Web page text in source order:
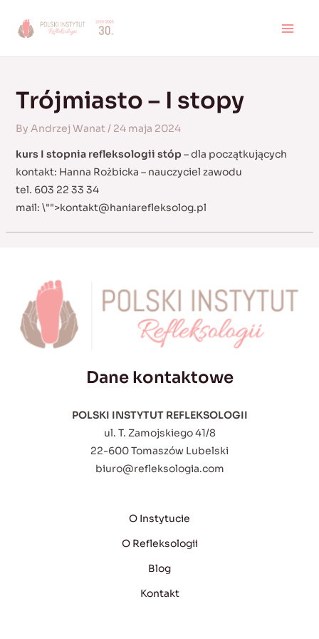
Trójmiasto – I stopy
By Andrzej Wanat/ 24 maja 2024
kurs I stopnia refleksologii stóp– dla początkujących
kontakt: Hanna Rożbicka – nauczyciel zawodu
tel. 603 22 33 34
mail: \"">kontakt@haniarefleksolog.pl
Dane kontaktowe
POLSKI INSTYTUT REFLEKSOLOGII
ul. T. Zamojskiego 41/8
22-600 Tomaszów Lubelski
biuro@refleksologia.com
O Instytucie
O Refleksologii
Blog
Kontakt